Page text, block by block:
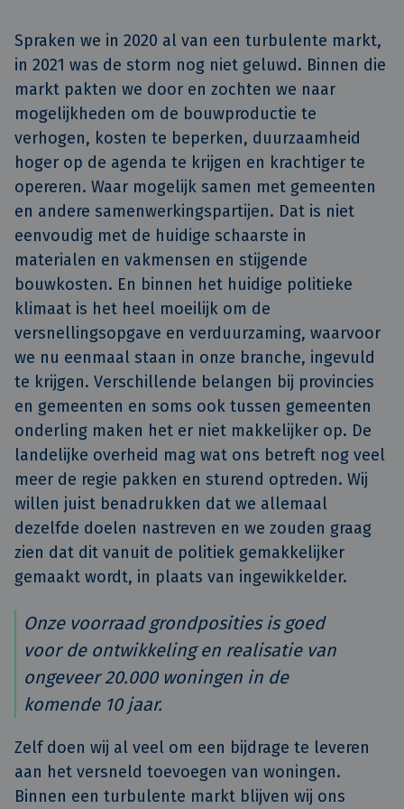
Spraken we in 2020 al van een turbulente markt,
in 2021 was de storm nog niet geluwd. Binnen die
markt pakten we door en zochten we naar
mogelijkheden om de bouwproductie te
verhogen, kosten te beperken, duurzaamheid
hoger op de agenda te krijgen en krachtiger te
opereren. Waar mogelijk samen met gemeenten
en andere samenwerkingspartijen. Dat is niet
eenvoudig met de huidige schaarste in
materialen en vakmensen en stijgende
bouwkosten. En binnen het huidige politieke
klimaat is het heel moeilijk om de
versnellingsopgave en verduurzaming, waarvoor
we nu eenmaal staan in onze branche, ingevuld
te krijgen. Verschillende belangen bij provincies
en gemeenten en soms ook tussen gemeenten
onderling maken het er niet makkelijker op. De
landelijke overheid mag wat ons betreft nog veel
meer de regie pakken en sturend optreden. Wij
willen juist benadrukken dat we allemaal
dezelfde doelen nastreven en we zouden graag
zien dat dit vanuit de politiek gemakkelijker
gemaakt wordt, in plaats van ingewikkelder.
Onze voorraad grondposities is goed
voor de ontwikkeling en realisatie van
ongeveer 20.000 woningen in de
komende 10 jaar.
Zelf doen wij al veel om een bijdrage te leveren
aan het versneld toevoegen van woningen.
Binnen een turbulente markt blijven wij ons